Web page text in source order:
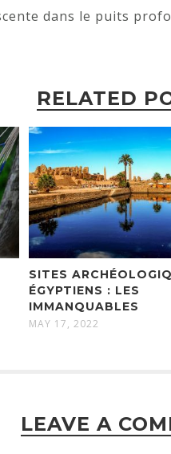
dans le puits
RELATED
SITES
ÉGYPTIENS : LES
IMMANQUABLES
MAY 17, 2022
LEAVE A